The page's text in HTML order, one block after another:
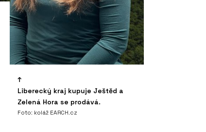
Liberecký kraj kupuje Ještěd a
Zelená Hora se prodává.
Foto: koláž EARCH.cz